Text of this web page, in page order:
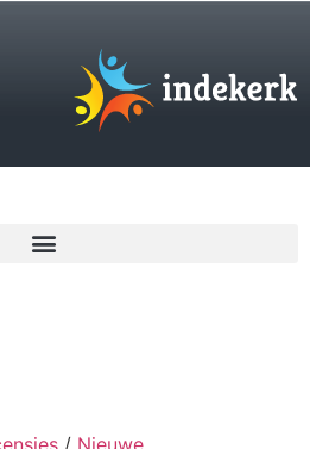
/ Nieuwe